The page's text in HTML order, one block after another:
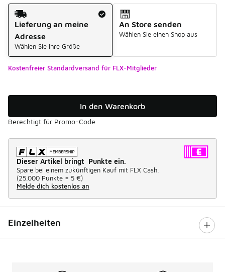
Versandart
Lieferung an meine
Adresse
Wählen Sie Ihre Größe
An Store senden
Wählen Sie einen Shop aus
Kostenfreier Standardversand für FLX-Mitglieder
In den Warenkorb
Berechtigt für Promo-Code
Dieser Artikel bringt Punkte ein.
Spare bei einem zukünftigen Kauf mit FLX Cash.
(25.000 Punkte = 5 €)
Melde dich kostenlos an
Einzelheiten